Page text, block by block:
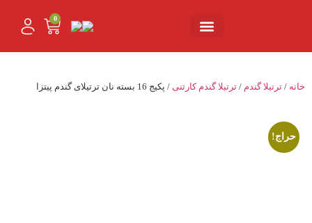
0
خانه / ترتیلا گندم / ترتیلا گندم کارتنی / پکیج 16 بسته نان ترتیلای گندم پیتزا
حراج!